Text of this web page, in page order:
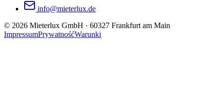
info@mieterlux.de
© 2026 Mieterlux GmbH · 60327 Frankfurt am Main
ImpressumPrywatnośćWarunki